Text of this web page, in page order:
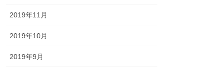
2019年11月
2019年10月
2019年9月